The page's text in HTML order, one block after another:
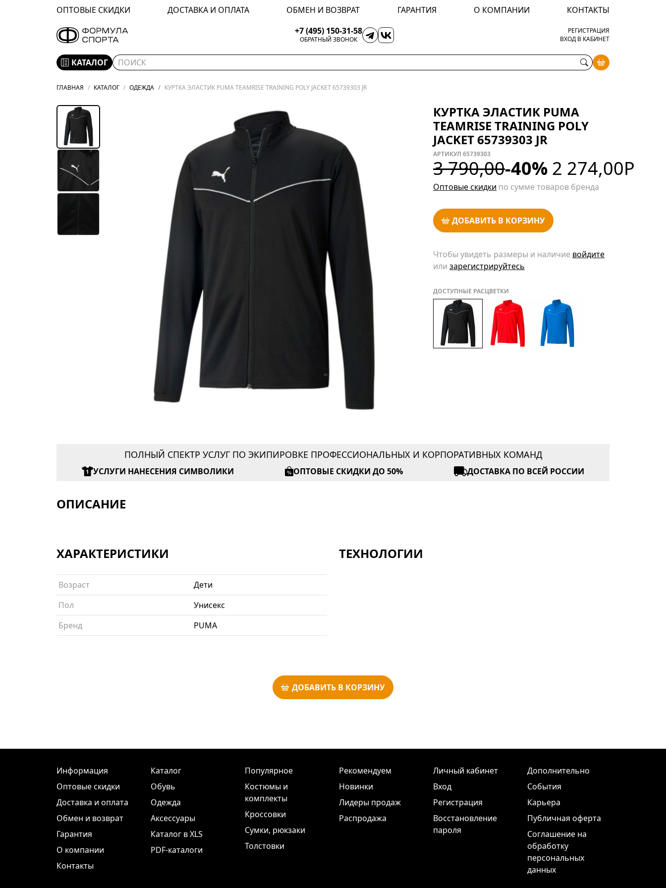
ОПТОВЫЕ СКИДКИ ДОСТАВКА И ОПЛАТА ОБМЕН И ВОЗВРАТ ГАРАНТИЯ О КОМПАНИИ
КОНТАКТЫ
+7 (495) 150-31-58
ОБРАТНЫЙ ЗВОНОК
РЕГИСТРАЦИЯ
ВХОД В КАБИНЕТ
КАТАЛОГ
ГЛАВНАЯ КАТАЛОГ ОДЕЖДА КУРТКА ЭЛАСТИК PUMA TEAMRISE TRAINING POLY JACKET 65739303 JR
КУРТКА ЭЛАСТИК PUMA
TEAMRISE TRAINING POLY
JACKET 65739303 JR
АРТИКУЛ 65739303
3 790,00-40% 2 274,00Р
Оптовые скидки по сумме товаров бренда
ДОБАВИТЬ В КОРЗИНУ
Чтобы увидеть размеры и наличие войдите
или зарегистрируйтесь
ДОСТУПНЫЕ РАСЦВЕТКИ
ПОЛНЫЙ СПЕКТР УСЛУГ ПО ЭКИПИРОВКЕ ПРОФЕССИОНАЛЬНЫХ И КОРПОРАТИВНЫХ КОМАНД
УСЛУГИ НАНЕСЕНИЯ СИМВОЛИКИ ОПТОВЫЕ СКИДКИ ДО 50% ДОСТАВКА ПО ВСЕЙ РОССИИ
ОПИСАНИЕ
ХАРАКТЕРИСТИКИ
Возраст
Дети
Пол
Унисекс
Бренд
PUMA
ТЕХНОЛОГИИ
ДОБАВИТЬ В КОРЗИНУ
Информация
Оптовые скидки
Доставка и оплата
Обмен и возврат
Гарантия
О компании
Контакты
Каталог
Обувь
Одежда
Аксессуары
Каталог в XLS
PDF-каталоги
Популярное
Костюмы и
комплекты
Кроссовки
Сумки, рюкзаки
Толстовки
Рекомендуем
Новинки
Лидеры продаж
Распродажа
Личный кабинет
Вход
Регистрация
Восстановление
пароля
Дополнительно
События
Карьера
Публичная оферта
Соглашение на
обработку
персональных
данных